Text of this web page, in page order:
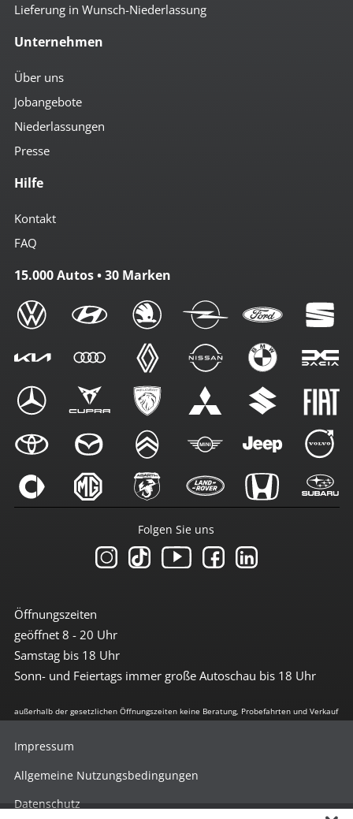
Lieferung in Wunsch-Niederlassung
Unternehmen
Über uns
Jobangebote
Niederlassungen
Presse
Hilfe
Kontakt
FAQ
15.000 Autos • 30 Marken
Öffnungszeiten
geöffnet 8 - 20 Uhr
Samstag bis 18 Uhr
Sonn- und Feiertags immer große Autoschau bis 18 Uhr
Folgen Sie uns
außerhalb der gesetzlichen Öffnungszeiten keine Beratung, Probefahrten und Verkauf
Impressum
Allgemeine Nutzungsbedingungen
Datenschutz